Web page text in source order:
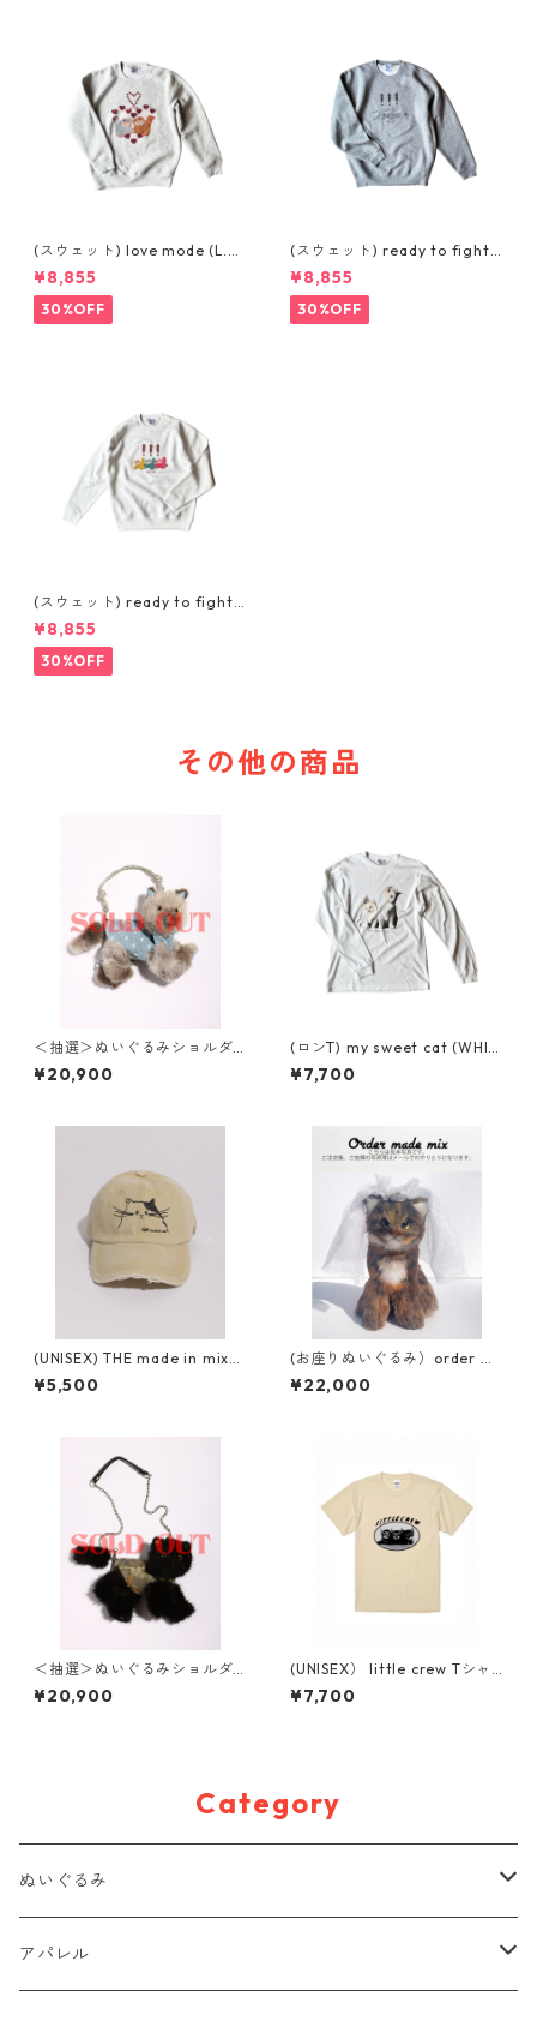
(スウェット) love mode (L.G
REY)
¥8,855
30%OFF
(スウェット) ready to fight
(GREY)
¥8,855
30%OFF
(スウェット) ready to fight
(WHITE)
¥8,855
30%OFF
その他の商品
＜抽選＞ぬいぐるみショルダ
ーバッグ( NO,6 / small )
¥20,900
(ロンT) my sweet cat (WHIT
E)
¥7,700
(UNISEX) THE made in mix
ダメージキャップ
¥5,500
(お座りぬいぐるみ）order m
ade mix
¥22,000
＜抽選＞ぬいぐるみショルダ
ーバッグ( NO,12 / small )
¥20,900
(UNISEX） little crew Tシャ
ツ
¥7,700
Category
ぬいぐるみ
置きぬいぐるみ
アパレル